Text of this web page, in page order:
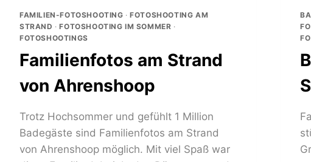
FAMILIEN-FOTOSHOOTING ·FOTOSHOOTING AM
STRAND ·FOTOSHOOTING IM SOMMER ·
FOTOSHOOTINGS
Familienfotos am Strand
von Ahrenshoop
Trotz Hochsommer und gefühlt 1 Million
Badegäste sind Familienfotos am Strand
von Ahrenshoop möglich. Mit viel Spaß war